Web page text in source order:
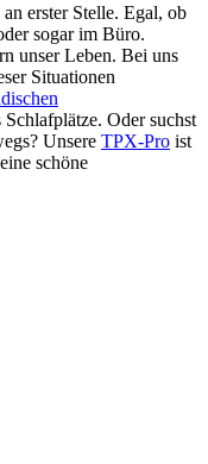
erster Stelle. Egal, ob
sogar im Büro.
unser Leben. Bei uns
Situationen
Schlafplätze. Oder suchst
Unsere TPX-Pro ist
schöne